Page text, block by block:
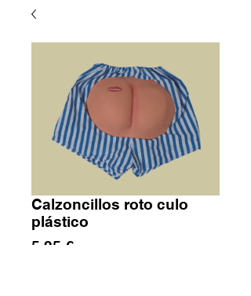
Calzoncillos roto culo
plástico
5,25 €Precio